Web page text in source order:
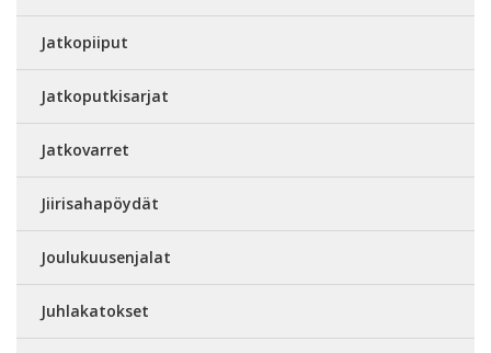
Jatkopiiput
Jatkoputkisarjat
Jatkovarret
Jiirisahapöydät
Joulukuusenjalat
Juhlakatokset